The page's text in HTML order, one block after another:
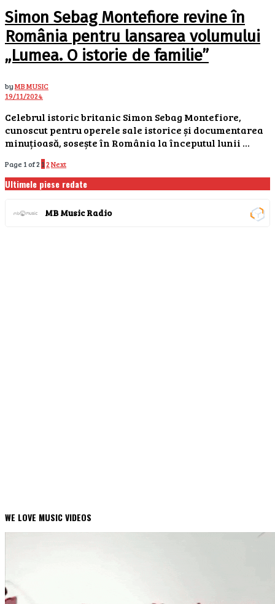
Simon Sebag Montefiore revine în
România pentru lansarea volumului
„Lumea. O istorie de familie”
byMB MUSIC
19/11/2024
Celebrul istoric britanic Simon Sebag Montefiore,
cunoscut pentru operele sale istorice și documentarea
minuțioasă, sosește în România la începutul lunii ...
Page 1 of 2 1 2Next
Ultimele piese redate
MB Music Radio
WE LOVE MUSIC VIDEOS